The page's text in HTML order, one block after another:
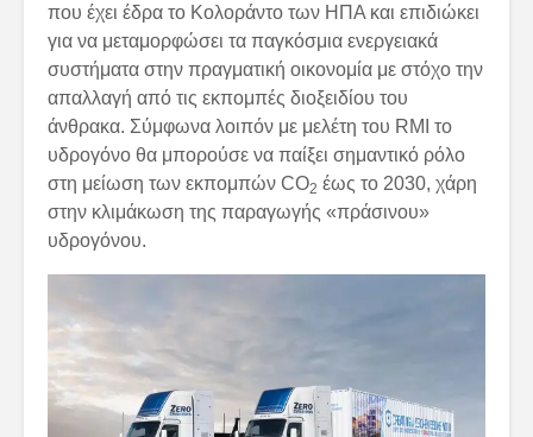
που έχει έδρα το Κολοράντο των ΗΠΑ και επιδιώκει
για να μεταμορφώσει τα παγκόσμια ενεργειακά
συστήματα στην πραγματική οικονομία με στόχο την
απαλλαγή από τις εκπομπές διοξειδίου του
άνθρακα. Σύμφωνα λοιπόν με μελέτη του RMI το
υδρογόνο θα μπορούσε να παίξει σημαντικό ρόλο
στη μείωση των εκπομπών CO2 έως το 2030, χάρη
στην κλιμάκωση της παραγωγής «πράσινου»
υδρογόνου.